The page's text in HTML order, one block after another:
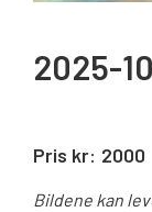
2025-
Pris kr: 2000
Bildene kan